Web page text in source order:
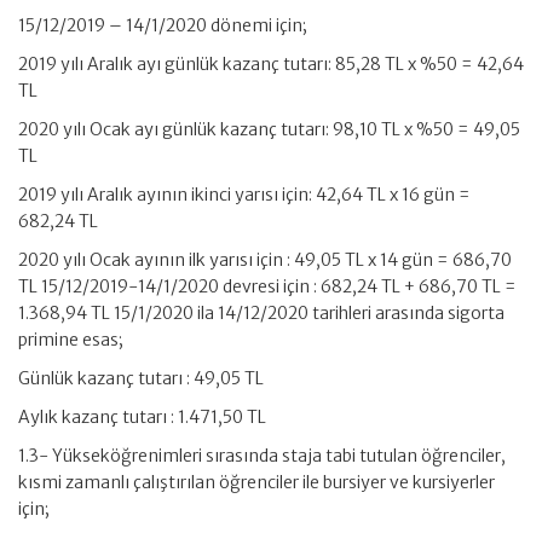
15/12/2019 – 14/1/2020 dönemi için;
2019 yılı Aralık ayı günlük kazanç tutarı: 85,28 TL x %50 = 42,64
TL
2020 yılı Ocak ayı günlük kazanç tutarı: 98,10 TL x %50 = 49,05
TL
2019 yılı Aralık ayının ikinci yarısı için: 42,64 TL x 16 gün =
682,24 TL
2020 yılı Ocak ayının ilk yarısı için : 49,05 TL x 14 gün = 686,70
TL 15/12/2019-14/1/2020 devresi için : 682,24 TL + 686,70 TL =
1.368,94 TL 15/1/2020 ila 14/12/2020 tarihleri arasında sigorta
primine esas;
Günlük kazanç tutarı : 49,05 TL
Aylık kazanç tutarı : 1.471,50 TL
1.3- Yükseköğrenimleri sırasında staja tabi tutulan öğrenciler,
kısmi zamanlı çalıştırılan öğrenciler ile bursiyer ve kursiyerler
için;